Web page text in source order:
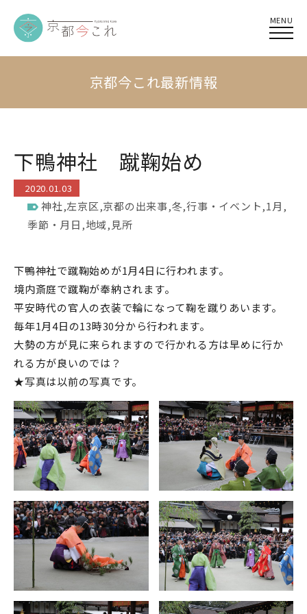
MENU
京都今これ最新情報
下鴨神社 蹴鞠始め
2020.01.03
神社,左京区,京都の出来事,冬,行事・イベント,1月 ,
季節・月日 ,地域,見所
下鴨神社で蹴鞠始めが1月4日に行われます。
境内斎庭で蹴鞠が奉納されます。
平安時代の官人の衣装で輪になって鞠を蹴りあいます。
毎年1月4日の13時30分から行われます。
大勢の方が見に来られますので行かれる方は早めに行か
れる方が良いのでは？
★写真は以前の写真です。